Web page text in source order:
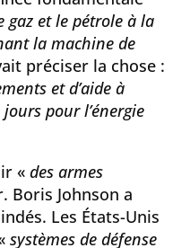
gaz et le pétrole à la
la machine de
préciser la chose :
et d’aide à
pour l’énergie
« des armes
Boris Johnson a
Les États-Unis
systèmes de défense